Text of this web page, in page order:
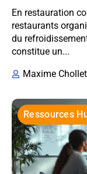
En restauration
restaurants
du
constitue un...
Maxime Chollet
Ressources